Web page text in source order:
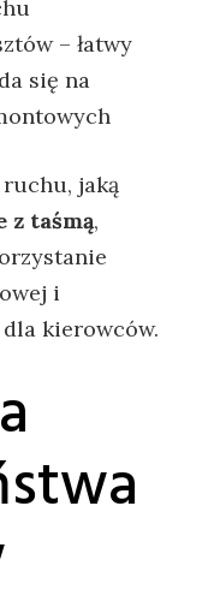
– łatwy
się na
jaką
z taśmą,
i
kierowców.